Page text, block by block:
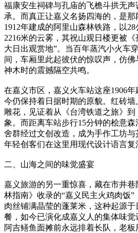
福康安生祠碑与孔庙的飞檐斗拱无
承。而真正让嘉义名扬四海的，是那
1912年建成的阿里山森林铁路，以
2216米的云雾，其祝山观日楼更被
大日出观赏地”。当百年蒸汽小火车
间，车厢里此起彼伏的惊叹声，仿
神木时的震撼隔空共鸣。
在嘉义市区，嘉义火车站这座1906
今仍保持着日据时期的原貌。红砖
雕花，见证着从《台湾铁道之旅》
象。而距离车站步行15分钟的桧意
舍群经过文创改造，成为手作工坊与
年轻创客们在这里用现代设计语言复
二、山海之间的味觉盛宴
嘉义旅游的另一重惊喜，藏在市井
林指南》收录的“嘉义民主火鸡肉饭
肉丝铺满晶莹的蓬莱米，这种起源
餐，如今已演化成嘉义人的集体味觉
阿吉鳝鱼面摊前永远排着长队，老